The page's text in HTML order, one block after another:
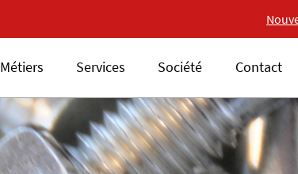
Nouvelle gamme 18V
Métiers Services Société Contact